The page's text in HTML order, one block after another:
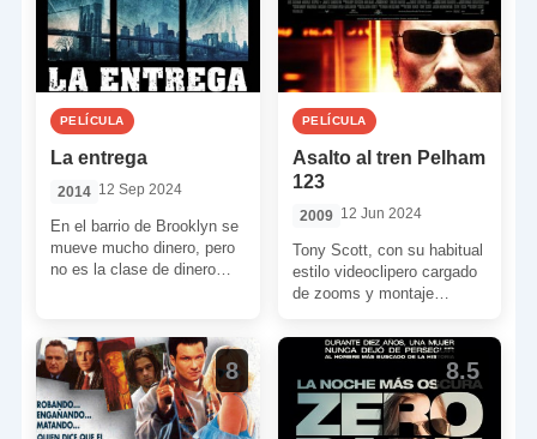
PELÍCULA
La entrega
2014 12 Sep 2024
En el barrio de Brooklyn se
mueve mucho dinero, pero
no es la clase de dinero
PELÍCULA
Asalto al tren Pelham
123
2009 12 Jun 2024
Tony Scott, con su habitual
estilo videoclipero cargado
de zooms y montaje
trepidante secuestro de […]
8 8.5